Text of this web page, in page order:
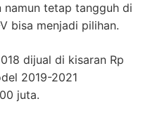
namun tetap tangguh di
bisa menjadi pilihan.
dijual di kisaran Rp
2019-2021
juta.